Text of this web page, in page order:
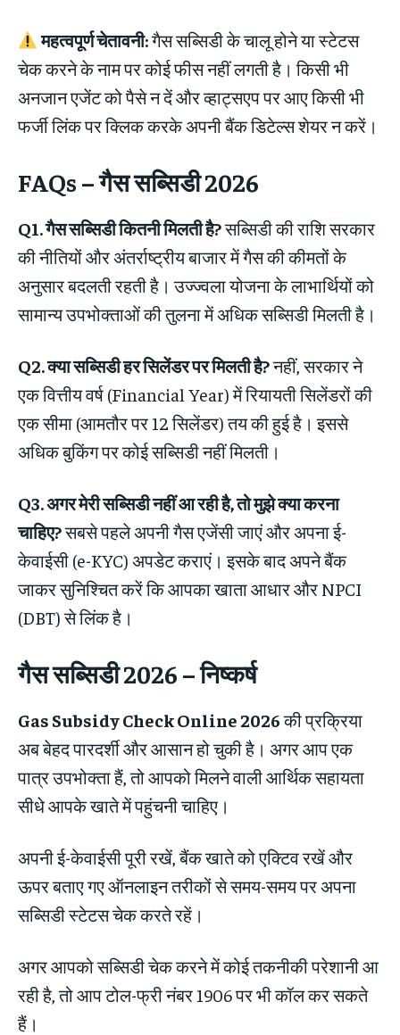
महत्वपूर्ण चेतावनी:गैस सब्सिडी के चालू होने या स्टेटस
चेक करने के नाम पर कोई फीस नहीं लगती है। किसी भी
अनजान एजेंट को पैसे न दें और व्हाट्सएप पर आए किसी भी
फर्जी लिंक पर क्लिक करके अपनी बैंक डिटेल्स शेयर न करें।
FAQs – गैस सब्सिडी 2026
Q1. गैस सब्सिडी कितनी मिलती है?सब्सिडी की राशि सरकार
की नीतियों और अंतर्राष्ट्रीय बाजार में गैस की कीमतों के
अनुसार बदलती रहती है। उज्ज्वला योजना के लाभार्थियों को
सामान्य उपभोक्ताओं की तुलना में अधिक सब्सिडी मिलती है।
Q2. क्या सब्सिडी हर सिलेंडर पर मिलती है?नहीं, सरकार ने
एक वित्तीय वर्ष (Financial Year) में रियायती सिलेंडरों की
एक सीमा (आमतौर पर 12 सिलेंडर) तय की हुई है। इससे
अधिक बुकिंग पर कोई सब्सिडी नहीं मिलती।
Q3. अगर मेरी सब्सिडी नहीं आ रही है, तो मुझे क्या करना
चाहिए?सबसे पहले अपनी गैस एजेंसी जाएं और अपना ई-
केवाईसी (e-KYC) अपडेट कराएं। इसके बाद अपने बैंक
जाकर सुनिश्चित करें कि आपका खाता आधार और NPCI
(DBT) से लिंक है।
गैस सब्सिडी 2026 – निष्कर्ष
Gas Subsidy Check Online 2026की प्रक्रिया
अब बेहद पारदर्शी और आसान हो चुकी है। अगर आप एक
पात्र उपभोक्ता हैं, तो आपको मिलने वाली आर्थिक सहायता
सीधे आपके खाते में पहुंचनी चाहिए।
अपनी ई-केवाईसी पूरी रखें, बैंक खाते को एक्टिव रखें और
ऊपर बताए गए ऑनलाइन तरीकों से समय-समय पर अपना
सब्सिडी स्टेटस चेक करते रहें।
अगर आपको सब्सिडी चेक करने में कोई तकनीकी परेशानी आ
रही है, तो आप टोल-फ्री नंबर 1906 पर भी कॉल कर सकते
हैं।